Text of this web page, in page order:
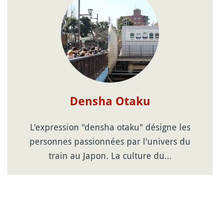
Densha Otaku
L'expression "densha otaku" désigne les
personnes passionnées par l'univers du
train au Japon. La culture du…